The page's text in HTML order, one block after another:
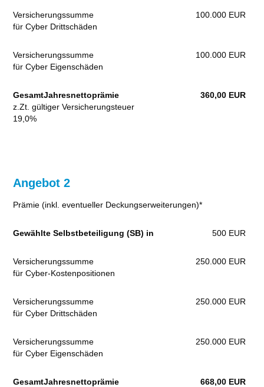
Versicherungssumme
für Cyber Drittschäden
100.000 EUR
Versicherungssumme
für Cyber Eigenschäden
100.000 EUR
GesamtJahresnettoprämie
z.Zt. gültiger Versicherungsteuer
19,0%
360,00 EUR
Angebot 2
Prämie (inkl. eventueller Deckungserweiterungen)*
Gewählte Selbstbeteiligung (SB) in 500 EUR
Versicherungssumme
für Cyber-Kostenpositionen
250.000 EUR
Versicherungssumme
für Cyber Drittschäden
250.000 EUR
Versicherungssumme
für Cyber Eigenschäden
250.000 EUR
GesamtJahresnettoprämie
668,00 EUR